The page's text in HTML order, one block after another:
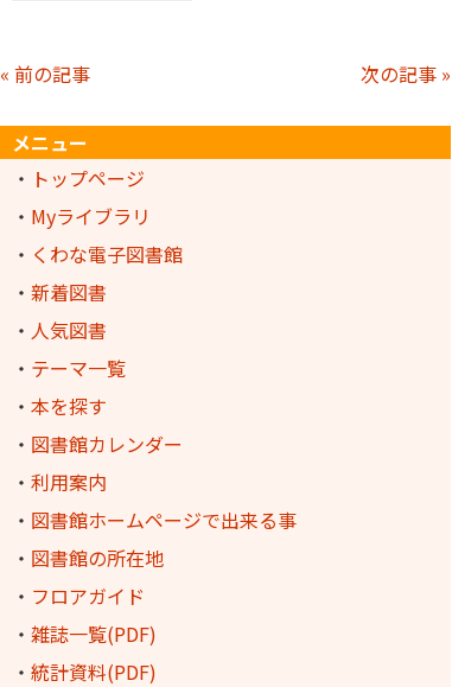
« 前の記事 次の記事 »
メニュー
・ トップページ
・ Myライブラリ
・ くわな電子図書館
・ 新着図書
・ 人気図書
・ テーマ一覧
・ 本を探す
・ 図書館カレンダー
・ 利用案内
・ 図書館ホームページで出来る事
・ 図書館の所在地
・ フロアガイド
・ 雑誌一覧(PDF)
・ 統計資料(PDF)